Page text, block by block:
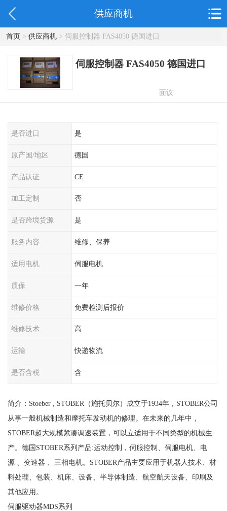
供应商机
首页> 供应商机> 伺服控制器 FAS4050 德国进口
伺服控制器 FAS4050 德国进口
面议
是否进口 是
原产国/地区 德国
产品认证 CE
加工定制 否
是否跨境货源 是
服务内容 维修、保养
适用电机 伺服电机
质保 一年
维修价格 免费检测后报价
维修技术 高
运输 快递物流
是否含税 含
简介：Stoeber , STOBER（施托贝尔）成立于1934年，STOBER公司
从事一般机械制造和摩托车发动机的修理。在未来的几年中，
STOBER超大规模紧凑调速装置，可以立适用于不同类型的机械生
产。德国STOBER系列产品:运动控制，伺服控制、伺服电机、电
源 、变速器 、三相电机。STOBER产品主要应用于机器人技术、材
料处理、包装、机床、设备、半导体制造、航空航天设备、印刷及
其他应用。
伺服驱动器MDS系列